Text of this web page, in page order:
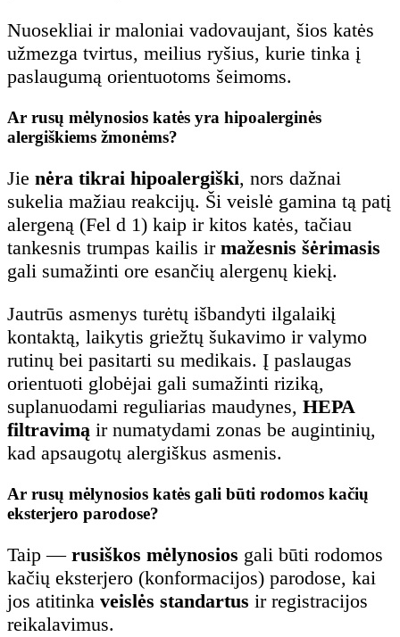
Nuosekliai ir maloniai vadovaujant, šios katės
užmezga tvirtus, meilius ryšius, kurie tinka į
paslaugumą orientuotoms šeimoms.
Ar rusų mėlynosios katės yra hipoalerginės
alergiškiems žmonėms?
Jie nėra tikrai hipoalergiški, nors dažnai
sukelia mažiau reakcijų. Ši veislė gamina tą patį
alergeną (Fel d 1) kaip ir kitos katės, tačiau
tankesnis trumpas kailis ir mažesnis šėrimasis
gali sumažinti ore esančių alergenų kiekį.
Jautrūs asmenys turėtų išbandyti ilgalaikį
kontaktą, laikytis griežtų šukavimo ir valymo
rutinų bei pasitarti su medikais. Į paslaugas
orientuoti globėjai gali sumažinti riziką,
suplanuodami reguliarias maudynes, HEPA
filtravimą ir numatydami zonas be augintinių,
kad apsaugotų alergiškus asmenis.
Ar rusų mėlynosios katės gali būti rodomos kačių
eksterjero parodose?
Taip — rusiškos mėlynosios gali būti rodomos
kačių eksterjero (konformacijos) parodose, kai
jos atitinka veislės standartus ir registracijos
reikalavimus.